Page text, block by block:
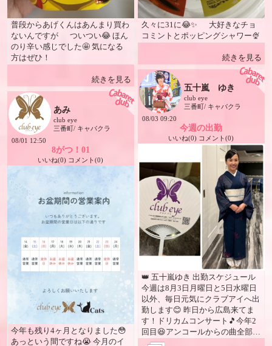
普段からあげくんはあんまり買わ
ないんですが ついつい😂 ほん
のり辛い感じでした🤩 気になる
方はぜひ！
続きを見る
久々に31に😂✨ 大好きなチョ
コミントとポッピングシャワー🍨
続きを見る
五十嵐 ゆき
club eye
三番町/ キャバクラ
08/03 09:20
今週の出勤
いいね(0) コメント(0)
👑 五十嵐ゆき 出勤スケジュール
今週は8月3日月曜日と5日水曜日
以外、毎日元気にクラブアイへ出
勤します😊 昨日から広島来てま
す！ドリカムコンサート🎵今年2
回目😆アンコールからの曲全部知
っててノリノリで一緒に歌いまく
あみ
club eye
三番町/ キャバクラ
08/01 12:50
8がつ！01
いいね(0) コメント(0)
今年も残り4ヶ月となりました😳
あっという間ですね😭 今月のイ